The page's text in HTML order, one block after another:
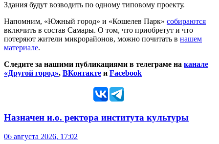
Здания будут возводить по одному типовому проекту.
Напомним, «Южный город» и «Кошелев Парк» собираются
включить в состав Самары. О том, что приобретут и что
потеряют жители микрорайонов, можно почитать в нашем
материале.
Следите за нашими публикациями в телеграме на канале
«Другой город», ВКонтакте и Facebook
Назначен и.о. ректора института культуры
06 августа 2026, 17:02